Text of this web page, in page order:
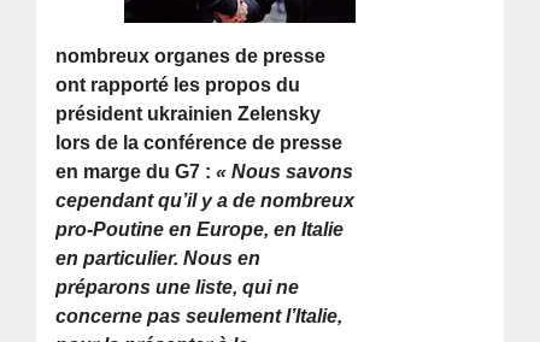
nombreux organes de presse
ont rapporté les propos du
président ukrainien Zelensky
lors de la conférence de presse
en marge du G7 :« Nous savons
cependant qu’il y a de nombreux
pro-Poutine en Europe, en Italie
en particulier. Nous en
préparons une liste, qui ne
concerne pas seulement l’Italie,